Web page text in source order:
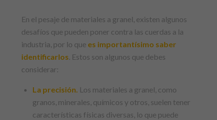
En el pesaje de materiales a granel, existen algunos
desafíos que pueden poner contra las cuerdas a la
industria, por lo que es importantísimo saber
identificarlos . Estos son algunos que debes
considerar:
La precisión. Los materiales a granel, como
granos, minerales, químicos y otros, suelen tener
características físicas diversas, lo que puede